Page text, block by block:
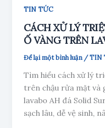
TIN TỨC
CÁCH XỬ LÝ
Ố VÀNG TRÊN
Để lại một bình luận /TIN
Tìm hiểu cách xử lý
trên chậu rửa mặt và
lavabo AH đá Solid
sạch lâu, dễ vệ sinh,